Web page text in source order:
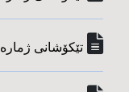
تێکۆشانی ژماره‌ ٣٢٩